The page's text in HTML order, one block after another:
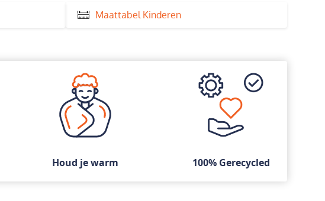
Maattabel Kinderen
Houd je warm 100% Gerecycled